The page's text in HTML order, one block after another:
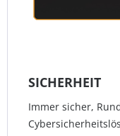
SICHERHEIT
Immer sicher,